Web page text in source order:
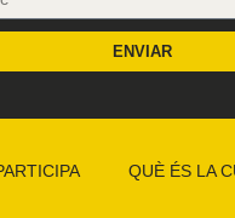
ENVIAR
QUÈ ÉS LA